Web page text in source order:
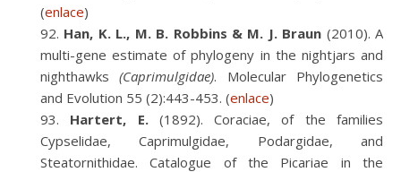
(enlace)
Han, K. L., M. B. Robbins & M. J. Braun (2010). A
multi-gene estimate of phylogeny in the nightjars and
nighthawks(Caprimulgidae). Molecular Phylogenetics
and Evolution 55 (2):443-453. (enlace)
Hartert, E.(1892). Coraciae, of the families
Cypselidae, Caprimulgidae, Podargidae, and
Steatornithidae. Catalogue of the Picariae in the